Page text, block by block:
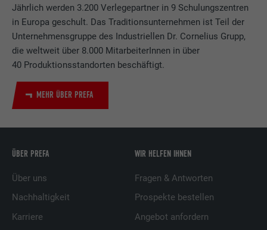
Jährlich werden 3.200 Verlegepartner in 9 Schulungszentren
in Europa geschult. Das Traditionsunternehmen ist Teil der
Unternehmensgruppe des Industriellen Dr. Cornelius Grupp,
die weltweit über 8.000 MitarbeiterInnen in über
40 Produktionsstandorten beschäftigt.
MEHR ÜBER PREFA
ÜBER PREFA
Über uns
Nachhaltigkeit
Karriere
WIR HELFEN IHNEN
Fragen & Antworten
Prospekte bestellen
Angebot anfordern